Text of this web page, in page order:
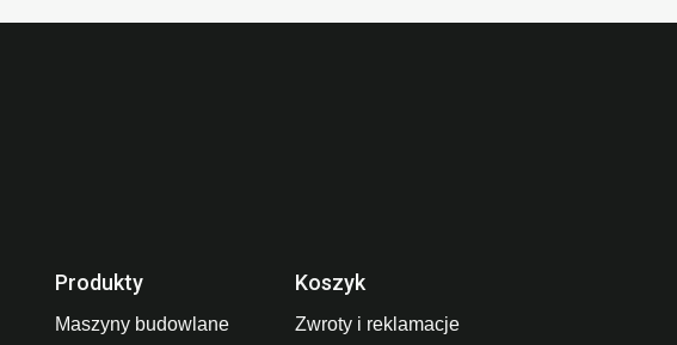
Produkty
Maszyny budowlane
Koszyk
Zwroty i reklamacje